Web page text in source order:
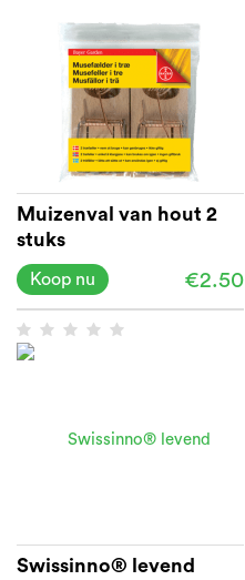
Muizenval van hout 2
stuks
€2.50
Koop nu
Swissinno® levend